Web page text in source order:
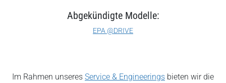
Abgekündigte Modelle:
EPA @DRIVE
Im Rahmen unseres Service & Engineerings bieten wir die